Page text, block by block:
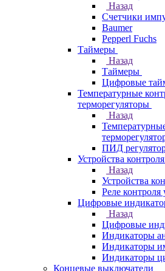
Назад
Счетчики
Baumer
Pepperl Fuchs
Таймеры
Назад
Таймеры
Цифровые
Температурные
терморегуляторы
Назад
ПИД
Устройства контроля
Назад
Устройства
Реле контроля
Цифровые
Назад
Цифровые
Индикаторы
Индикаторы
Индикаторы
Концевые выключатели